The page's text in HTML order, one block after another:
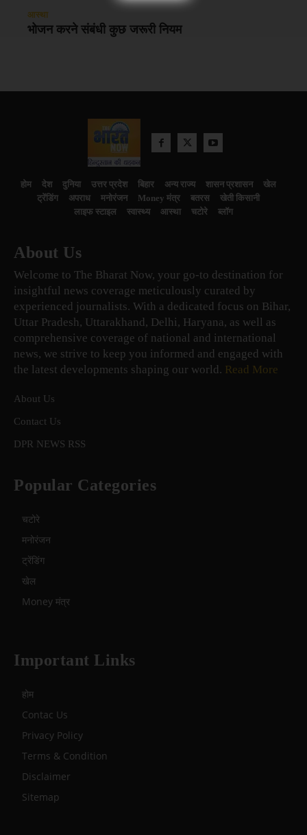
आस्था
भोजन करने संबंधी कुछ जरूरी नियम
होम देश दुनिया उत्तर प्रदेश बिहार अन्य राज्य शासन प्रशासन
खेल
ट्रेंडिंग
अपराध मनोरंजन Money मंत्र बतरस
खेती किसानी
लाइफ स्टाइल
स्वास्थ्य आस्था चटोरे ब्लॉग
About Us
Welcome to The Bharat Now, your go-to destination for
insightful news coverage meticulously curated by
experienced journalists. With a dedicated focus on Bihar,
Uttar Pradesh, Uttarakhand, Delhi, Haryana, as well as
comprehensive coverage of national and international
news, we strive to keep you informed and engaged with
the latest developments shaping our world. Read More
About Us
Contact Us
DPR NEWS RSS
Popular Categories
चटोरे
मनोरंजन
ट्रेंडिंग
खेल
Money मंत्र
Important Links
होम
Contac Us
Privacy Policy
Terms & Condition
Disclaimer
Sitemap